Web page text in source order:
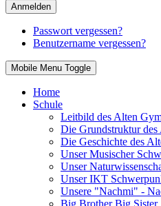
Anmelden
Passwort vergessen?
Benutzername vergessen?
Mobile Menu Toggle
Home
Schule
Leitbild des Alten
Die Grundstruktur
Die Geschichte des
Unser Musischer
Unser
Unser IKT
Unsere "Nachmi" -
Big Brother Big Sister